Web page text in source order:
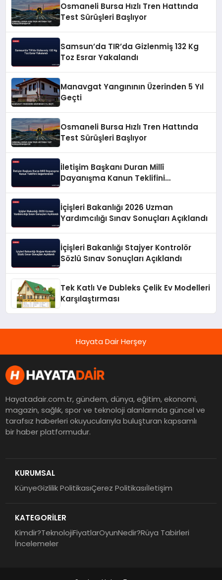
Osmaneli Bursa Hızlı Tren Hattında
Test Sürüşleri Başlıyor
Samsun’da TIR’da Gizlenmiş 132 Kg
Toz Esrar Yakalandı
Manavgat Yangınının Üzerinden 5 Yıl
Geçti
Osmaneli Bursa Hızlı Tren Hattında
Test Sürüşleri Başlıyor
İletişim Başkanı Duran Millî
Dayanışma Kanun Teklifini
İçişleri Bakanlığı 2026 Uzman
Yardımcılığı Sınav Sonuçları Açıklandı
İçişleri Bakanlığı Stajyer Kontrolör
Sözlü Sınav Sonuçları Açıklandı
Tek Katlı Ve Dubleks Çelik Ev Modelleri
Karşılaştırması
Hayata Dair Herşey
Hayatadair.com.tr, gündem, dünya, eğitim, ekonomi,
magazin, sağlık, spor ve teknoloji alanlarında güncel ve
tarafsız haberleri okuyucularıyla buluşturan kapsamlı
bir haber platformudur.
KURUMSAL
KünyeGizlilik PolitikasıÇerez Politikasıİletişim
KATEGORİLER
Kimdir?TeknolojiFiyatlarOyunNedir?Rüya Tabirleri
İncelemeler